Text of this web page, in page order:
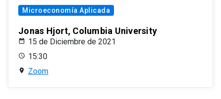
Microeconomía Aplicada
Jonas Hjort, Columbia University
15 de Diciembre de 2021
15:30
Zoom